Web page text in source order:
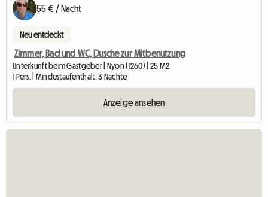
55 € / Nacht
Neu entdeckt
Zimmer, Bad und WC, Dusche zur Mitbenutzung
Unterkunft beim Gastgeber | Nyon (1260) | 25 M2
1 Pers. | Mindestaufenthalt: 3 Nächte
Anzeige ansehen